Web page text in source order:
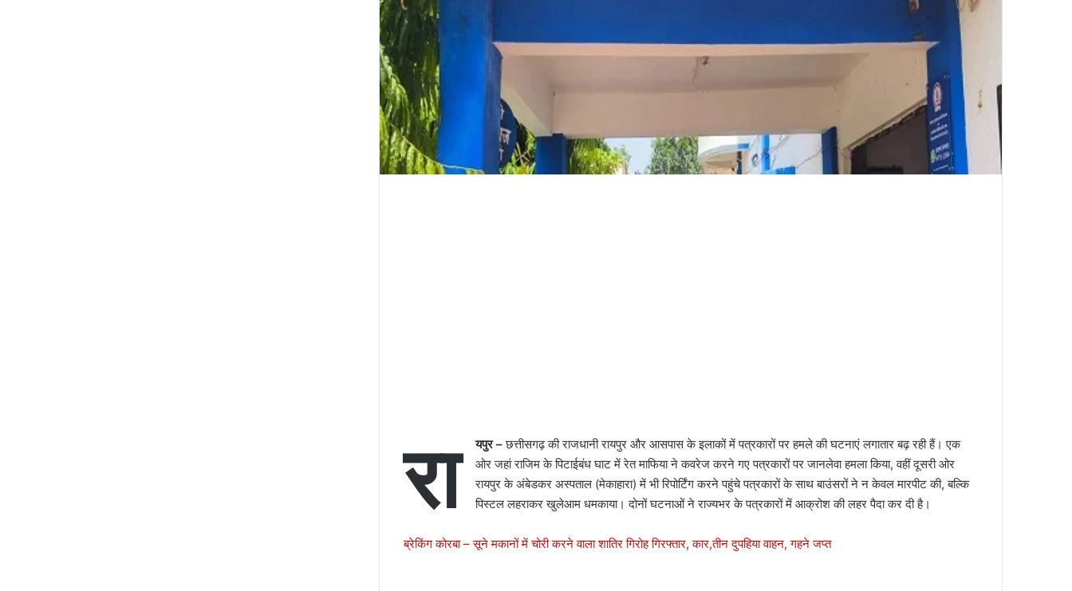
रा यपुर –छत्तीसगढ़ की राजधानी रायपुर और आसपास के इलाकों में पत्रकारों पर हमले की घटनाएं लगातार बढ़ रही हैं। एक
ओर जहां राजिम के पिटाईबंध घाट में रेत माफिया ने कवरेज करने गए पत्रकारों पर जानलेवा हमला किया, वहीं दूसरी ओर
रायपुर के अंबेडकर अस्पताल (मेकाहारा) में भी रिपोर्टिंग करने पहुंचे पत्रकारों के साथ बाउंसरों ने न केवल मारपीट की, बल्कि
पिस्टल लहराकर खुलेआम धमकाया। दोनों घटनाओं ने राज्यभर के पत्रकारों में आक्रोश की लहर पैदा कर दी है।
ब्रेकिंग कोरबा – सूने मकानों में चोरी करने वाला शातिर गिरोह गिरफ्तार, कार,तीन दुपहिया वाहन, गहने जप्त